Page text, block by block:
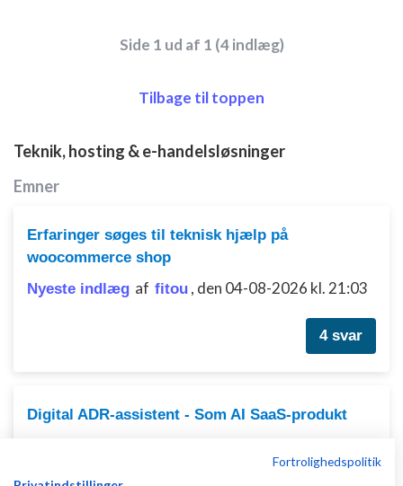
Side 1 ud af 1 (4 indlæg)
Tilbage til toppen
Teknik, hosting & e-handelsløsninger
Emner
Erfaringer søges til teknisk hjælp på
woocommerce shop
Nyeste indlæg af fitou , den 04-08-2026 kl. 21:03
4 svar
Digital ADR-assistent - Som AI SaaS-produkt
Fortrolighedspolitik